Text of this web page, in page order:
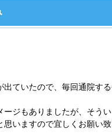
ていたので、毎回通院す
ジもありましたが、そう
思いますので宜しくお願い